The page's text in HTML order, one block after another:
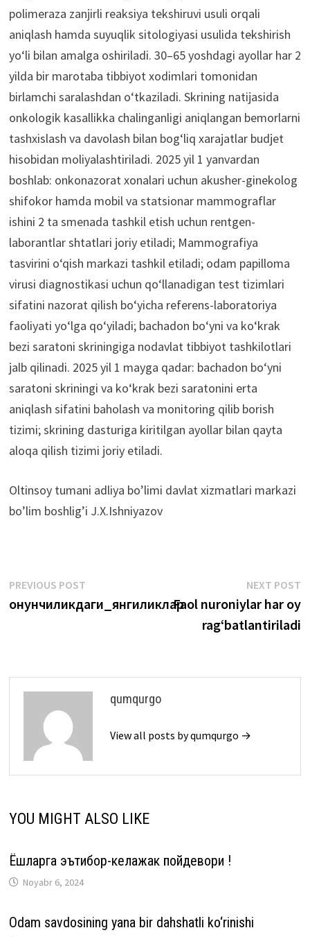
polimeraza zanjirli reaksiya tekshiruvi usuli orqali
aniqlash hamda suyuqlik sitologiyasi usulida tekshirish
yo‘li bilan amalga oshiriladi. 30–65 yoshdagi ayollar har 2
yilda bir marotaba tibbiyot xodimlari tomonidan
birlamchi saralashdan o‘tkaziladi. Skrining natijasida
onkologik kasallikka chalinganligi aniqlangan bemorlarni
tashxislash va davolash bilan bog‘liq xarajatlar budjet
hisobidan moliyalashtiriladi. 2025 yil 1 yanvardan
boshlab: onkonazorat xonalari uchun akusher-ginekolog
shifokor hamda mobil va statsionar mammograflar
ishini 2 ta smenada tashkil etish uchun rentgen-
laborantlar shtatlari joriy etiladi; Mammografiya
tasvirini o‘qish markazi tashkil etiladi; odam papilloma
virusi diagnostikasi uchun qo‘llanadigan test tizimlari
sifatini nazorat qilish bo‘yicha referens-laboratoriya
faoliyati yo‘lga qo‘yiladi; bachadon bo‘yni va ko‘krak
bezi saratoni skriningiga nodavlat tibbiyot tashkilotlari
jalb qilinadi. 2025 yil 1 mayga qadar: bachadon bo‘yni
saratoni skriningi va ko‘krak bezi saratonini erta
aniqlash sifatini baholash va monitoring qilib borish
tizimi; skrining dasturiga kiritilgan ayollar bilan qayta
aloqa qilish tizimi joriy etiladi.
Oltinsoy tumani adliya bo’limi davlat xizmatlari markazi
bo’lim boshlig’i J.X.Ishniyazov
Post
menyusi
PREVIOUS POSTPrevious
post:
Қонунчиликдаги_янгиликлар
NEXT POST
Faol nuroniylar har oy
rag‘batlantiriladi
qumqurgo
View all posts by qumqurgo →
YOU MIGHT ALSO LIKE
Ёшларга эътибор-келажак пойдевори !
Noyabr 6, 2024
Odam savdosining yana bir dahshatli ko‘rinishi